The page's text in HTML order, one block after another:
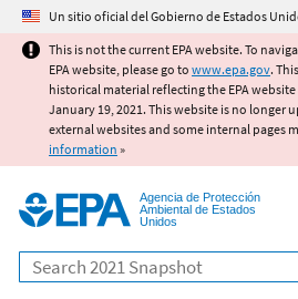
Jump to main
Un sitio oficial del Gobierno de Estados
This is not the current EPA website. To
EPA website, please go to www.epa.gov.
historical material reflecting the EPA website
January 19, 2021. This website is no longer
external websites and some internal pages
information »
Agencia de Protección
Ambiental de Estados
Unidos
Search